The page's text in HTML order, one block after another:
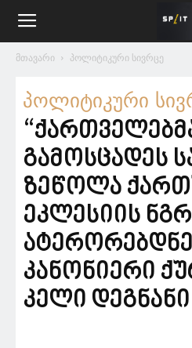
მთავარი პოლიტიკური სივრცე
პოლიტიკური
გამოსცადეს
ზეწოლა
ეკლესიის
კანონიერი
კელი დეგნანი